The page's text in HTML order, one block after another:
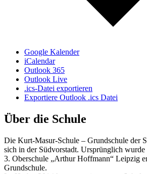
Google Kalender
iCalendar
Outlook 365
Outlook Live
.ics-Datei exportieren
Exportiere Outlook .ics Datei
Über die Schule
Die Kurt-Masur-Schule – Grundschule der
sich in der Südvorstadt. Ursprünglich wurde
3. Oberschule „Arthur Hoffmann“ Leipzig
Grundschule.